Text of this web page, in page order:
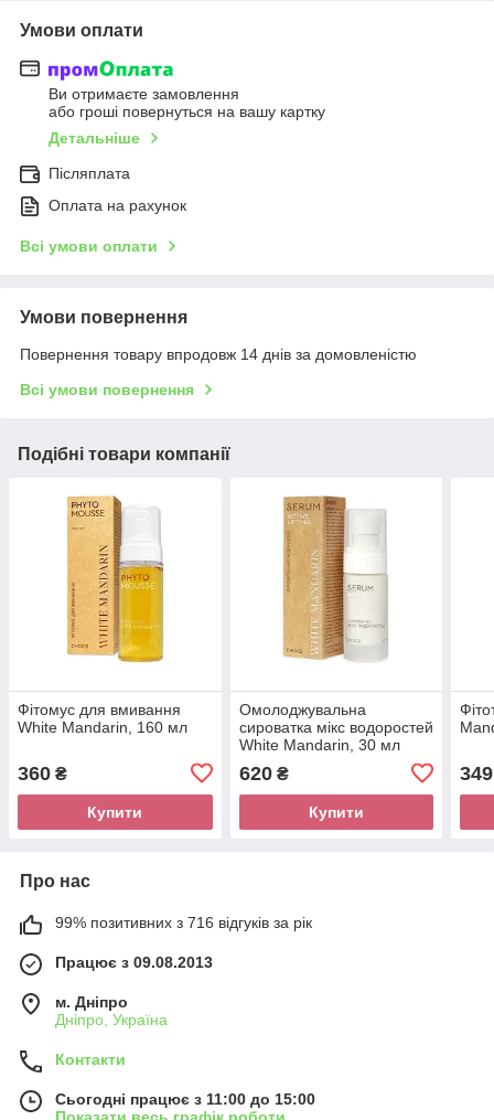
Умови оплати
Ви отримаєте замовлення
або гроші повернуться на вашу картку
Детальніше
Післяплата
Оплата на рахунок
Всі умови оплати
Умови повернення
Повернення товару впродовж 14 днів за домовленістю
Всі умови повернення
Подібні товари компанії
Фітомус для вмивання
White Mandarin, 160 мл
360 ₴
Купити
Омолоджувальна
сироватка мікс водоростей
White Mandarin, 30 мл
620₴
Купити
349
Про нас
99% позитивних з 716 відгуків за рік
Працює з 09.08.2013
м. Дніпро
Дніпро, Україна
Контакти
Сьогодні працює з 11:00 до 15:00
Показати весь графік роботи